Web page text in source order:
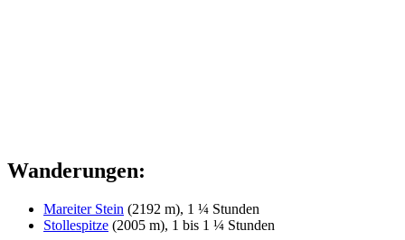
Wanderungen:
Mareiter Stein (2192 m), 1 ¼ Stunden
Stollespitze (2005 m), 1 bis 1 ¼ Stunden